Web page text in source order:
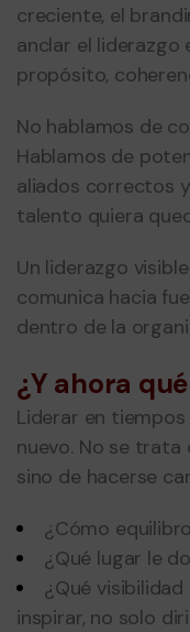
creciente, el
anclar el liderazgo
propósito,
No hablamos de
Hablamos de
aliados correctos
talento quiera
Un liderazgo
comunica hacia
dentro de la
¿Y ahora
Liderar en
nuevo. No se
sino de hacerse
¿Cómo
¿Qué lugar le
¿Qué
inspirar, no solo